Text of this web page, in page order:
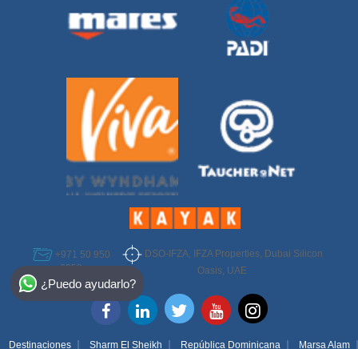
+971 50 950
6952
DSO-IFZA, IFZA Properties, Dubai Silicon
Oasis, UAE
Destinaciones Sharm El Sheikh República Dominicana Marsa Alam
¿Puedo ayudarlo?
Select Destination
Egypt